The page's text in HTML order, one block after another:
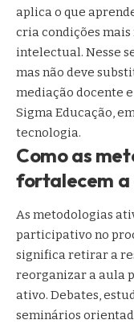
aplica o que
cria condições
intelectual. Nesse
mas não deve
mediação docente
Sigma Educação,
tecnologia.
Como as
fortalecem a
As metodologias
participativo no
significa retirar a
reorganizar a aula
ativo. Debates,
seminários